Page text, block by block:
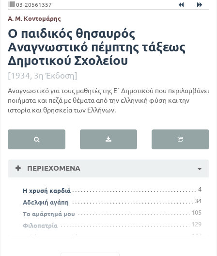
03-20561357
Α. Μ. Κοντομάρης
Ο παιδικός θησαυρός
Αναγνωστικό πέμπτης τάξεως
Δημοτικού Σχολείου
[1934, 3η Έκδοση]
Αναγνωστικό για τους μαθητές της Ε΄ Δημοτικού που περιλαμβάνει
ποιήματα και πεζά με θέματα από την ελληνική φύση και την
ιστορία και θρησκεία των Ελλήνων.
ΠΕΡΙΕΧΌΜΕΝΑ
Η χρυσή καρδιά
4
Αδελφιή αγάπη
34
Το αμάρτημά μου
105
Φιλοπατρία
129
Η δύναμη της φιλίας
147